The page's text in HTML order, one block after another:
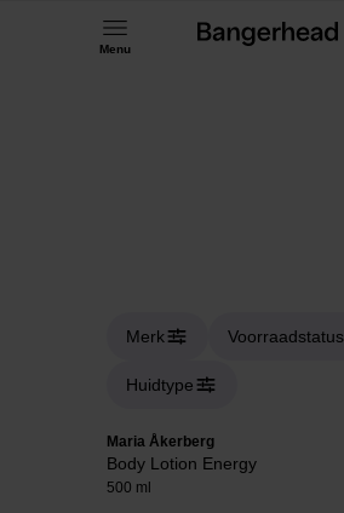
Menu
Merk Voorraadstatus
Huidtype
Maria Åkerberg
Body Lotion Energy
500 ml